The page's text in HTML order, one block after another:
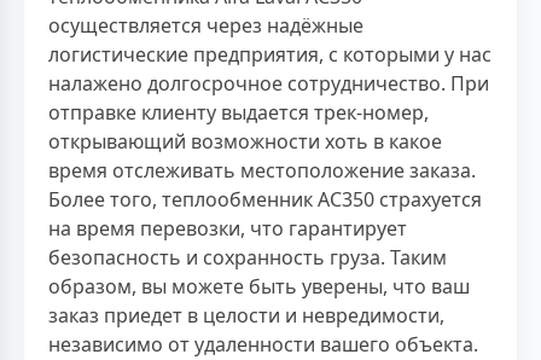
осуществляется через надёжные
логистические предприятия, с которыми у нас
налажено долгосрочное сотрудничество. При
отправке клиенту выдается трек-номер,
открывающий возможности хоть в какое
время отслеживать местоположение заказа.
Более того, теплообменник AC350 страхуется
на время перевозки, что гарантирует
безопасность и сохранность груза. Таким
образом, вы можете быть уверены, что ваш
заказ приедет в целости и невредимости,
независимо от удаленности вашего объекта.